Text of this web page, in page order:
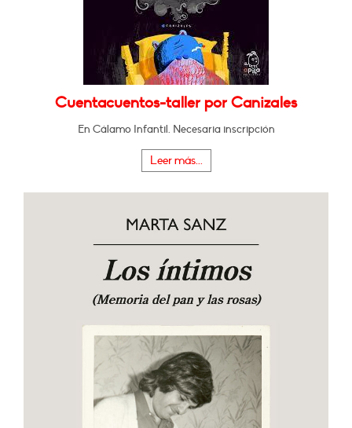
Cuentacuentos-taller por Canizales
En Cálamo Infantil. Necesaria inscripción
Leer más...